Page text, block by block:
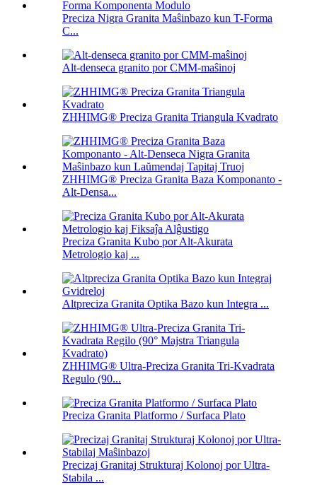
Preciza Nigra Granita Maŝinbazo kun T-Forma
C...
Alt-denseca granito por CMM-maŝinoj
ZHHIMG® Preciza Granita Triangula Kvadrato
ZHHIMG® Preciza Granita Baza Komponanto -
Alt-Densa...
Preciza Granita Kubo por Alt-Akurata
Metrologio kaj ...
Altpreciza Granita Optika Bazo kun Integra ...
ZHHIMG® Ultra-Preciza Granita Tri-Kvadrata
Regulo (90...
Preciza Granita Platformo / Surfaca Plato
Precizaj Granitaj Strukturaj Kolonoj por Ultra-
Stabila ...